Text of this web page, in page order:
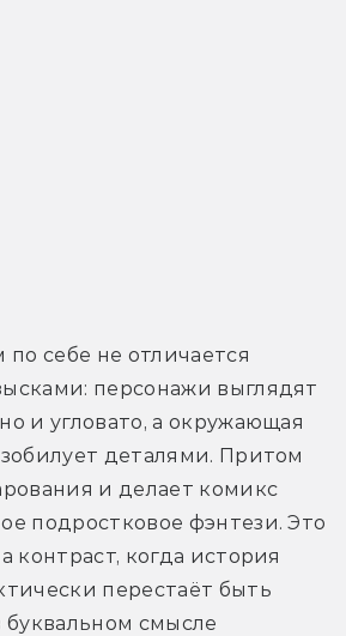
себе не отличается
персонажи выглядят
и угловато, а окружающая
деталями. Притом
и делает комикс
подростковое фэнтези. Это
контраст, когда история
перестаёт быть
смысле